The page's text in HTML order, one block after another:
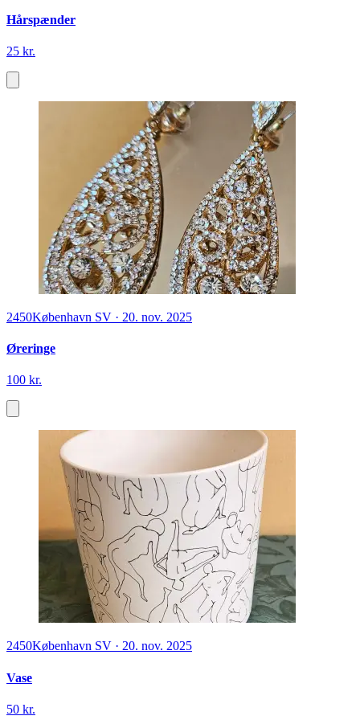
Hårspænder
25 kr.
2450København SV · 20. nov. 2025
Øreringe
100 kr.
2450København SV · 20. nov. 2025
Vase
50 kr.